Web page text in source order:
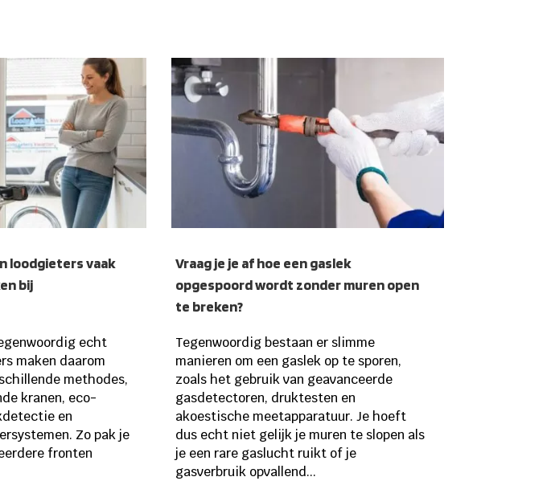
loodgieters vaak
bij
echt
maken daarom
methodes,
kranen, eco-
en
Zo pak je
fronten
Vraag je je af hoe een gaslek
opgespoord wordt zonder muren open
te breken?
Tegenwoordig bestaan er slimme
manieren om een gaslek op te sporen,
zoals het gebruik van geavanceerde
gasdetectoren, druktesten en
akoestische meetapparatuur. Je hoeft
dus echt niet gelijk je muren te slopen als
je een rare gaslucht ruikt of je
gasverbruik opvallend...